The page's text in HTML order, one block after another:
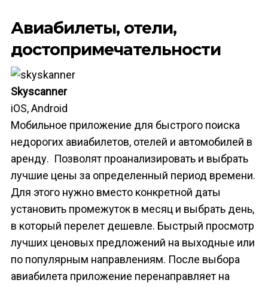
Авиабилеты, отели,
достопримечательности
Skyscanner
iOS, Android
Мобильное приложение для быстрого поиска
недорогих авиабилетов, отелей и автомобилей в
аренду. Позволят проанализировать и выбрать
лучшие цены за определенный период времени.
Для этого нужно вместо конкретной даты
установить промежуток в месяц и выбрать день,
в который перелет дешевле. Быстрый просмотр
лучших ценовых предложений на выходные или
по популярным направлениям. После выбора
авиабилета приложение перенаправляет на